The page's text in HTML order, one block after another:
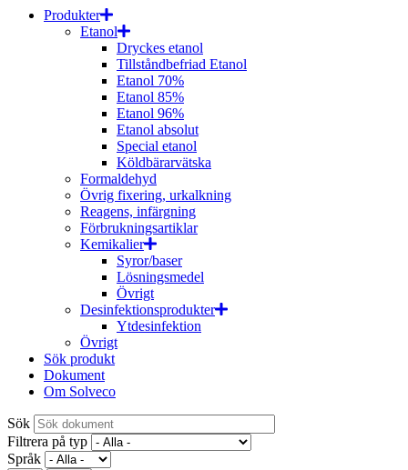
Produkter
Etanol
Dryckes etanol
Tillståndbefriad Etanol
Etanol 70%
Etanol 85%
Etanol 96%
Etanol absolut
Special etanol
Köldbärarvätska
Formaldehyd
Övrig fixering, urkalkning
Reagens, infärgning
Förbrukningsartiklar
Kemikalier
Syror/baser
Lösningsmedel
Övrigt
Desinfektionsprodukter
Ytdesinfektion
Övrigt
Sök produkt
Dokument
Om Solveco
Sök
Filtrera på typ
Språk